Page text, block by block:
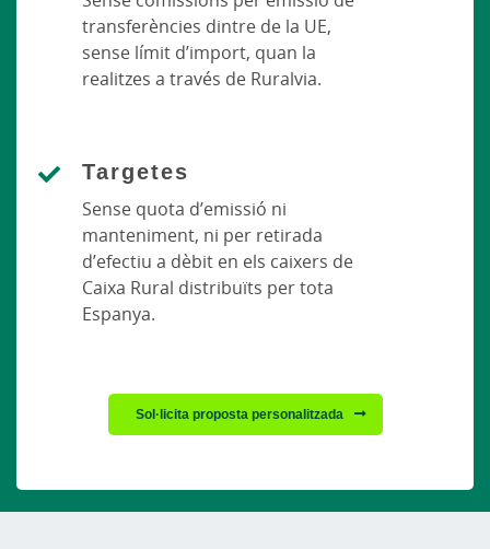
transferències dintre de la UE,
sense límit d’import, quan la
realitzes a través de Ruralvia.
Targetes
Sense quota d’emissió ni
manteniment, ni per retirada
d’efectiu a dèbit en els caixers de
Caixa Rural distribuïts per tota
Espanya.
Sol·licita proposta personalitzada